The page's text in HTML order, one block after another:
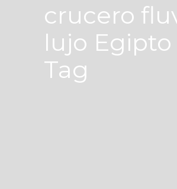
crucero
lujo Egipto
Tag